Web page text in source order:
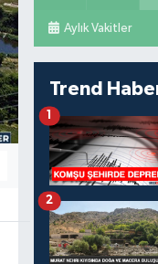
Aylık Vakitler
Trend
1
2